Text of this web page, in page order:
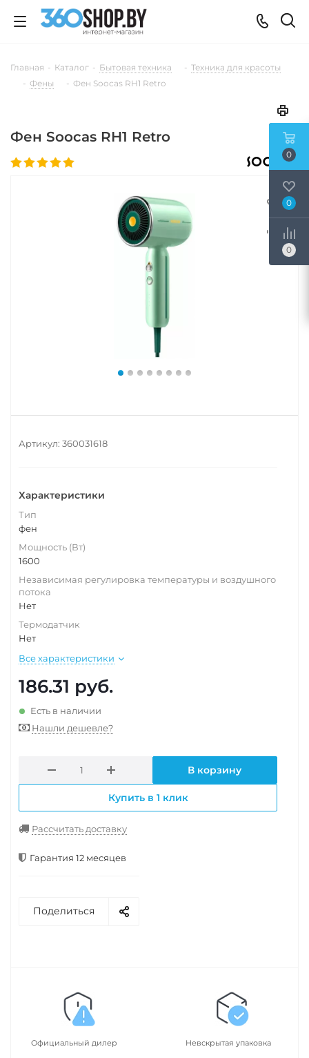
Главная - Каталог - Бытовая техника - Техника для красоты
- Фены - Фен Soocas RH1 Retro
Фен Soocas RH1 Retro
Артикул: 360031618
Характеристики
Тип
фен
Мощность (Вт)
1600
Независимая регулировка температуры и воздушного
потока
Нет
Термодатчик
Нет
Все характеристики
186.31 руб.
Есть в наличии
Нашли дешевле?
В корзину
Купить в 1 клик
Рассчитать доставку
Гарантия 12 месяцев
Поделиться
Официальный дилер Невскрытая упаковка
0
0
0